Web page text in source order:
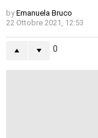
by Emanuela Bruco
22 Ottobre 2021, 12:53
0